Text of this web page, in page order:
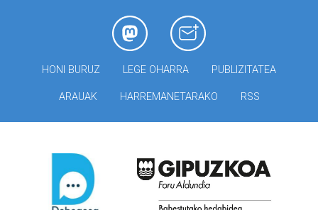
HONI BURUZ LEGE OHARRA PUBLIZITATEA
ARAUAK HARREMANETARAKO RSS